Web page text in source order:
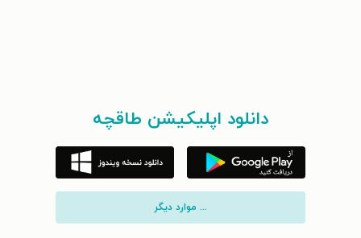
دانلود اپلیکیشن طاقچه
... موارد دیگر